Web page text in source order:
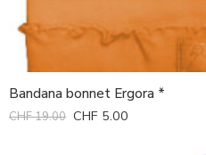
Bandana bonnet Ergora *
CHF19.00 CHF 5.00